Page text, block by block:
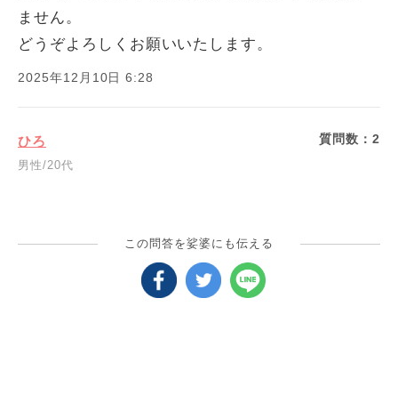
ません。
どうぞよろしくお願いいたします。
2025年12月10日 6:28
ひろ
男性/20代
質問数：2
この問答を娑婆にも伝える